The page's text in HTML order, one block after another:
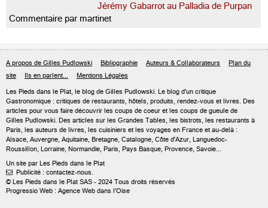
Jérémy Gabarrot au Palladia de Purpan
Commentaire par martinet
A propos de Gilles Pudlowski Bibliographie Auteurs & Collaborateurs
Plan du
site
Ils en parlent... Mentions Légales
Les Pieds dans le Plat, le blog de Gilles Pudlowski. Le blog d'un critique
Gastronomique : critiques de restaurants, hôtels, produits, rendez-vous et livres. Des
articles pour vous faire découvrir les coups de coeur et les coups de gueule de
Gilles Pudlowski. Des articles sur les Grandes Tables, les bistrots, les restaurants à
Paris, les auteurs de livres, les cuisiniers et les voyages en France et au-delà :
Alsace, Auvergne, Aquitaine, Bretagne, Catalogne, Côte d'Azur, Languedoc-
Roussillon, Lorraine, Normandie, Paris, Pays Basque, Provence, Savoie...
Un site par Les Pieds dans le Plat
 Publicité : contactez-nous.
© Les Pieds dans le Plat SAS - 2024 Tous droits réservés
Progressio Web : Agence Web dans l'Oise